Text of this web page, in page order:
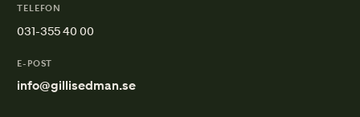
TELEFON
031-355 40 00
E-POST
info@gillisedman.se